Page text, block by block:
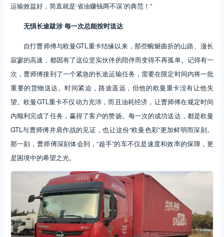
运输效益好，简直就是‘省油赚钱两不误’的典范！”
无惧长途跋涉 每一次总能按时送达
自打曹师傅与欧曼GTL重卡结缘以来，那些蜿蜒曲折的山路、漫长
寂寥的高速，都因有了这位坚实伙伴的陪伴而变得不再孤单。记得有一
次，曹师傅接到了一个紧急的长途运输任务，需要在限定时间内将一批
重要的货物送达。时间紧迫，路途遥远，但他的欧曼重卡没有让他失
望。欧曼GTL重卡不仅动力充沛，而且油耗经济，让曹师傅在规定时间
内顺利完成了任务，赢得了客户的赞扬。每一次的成功送达，都是欧曼
GTL与曹师傅并肩作战的见证，也让这份“欧曼色彩”更加鲜明而深刻。
那一刻，曹师傅深刻体会到，“趁手”的车不仅是速度和效率的保障，更
是困境中的希望之光。